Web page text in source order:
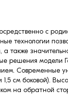
с
также
решения
Современные
см боковой).
на обратной